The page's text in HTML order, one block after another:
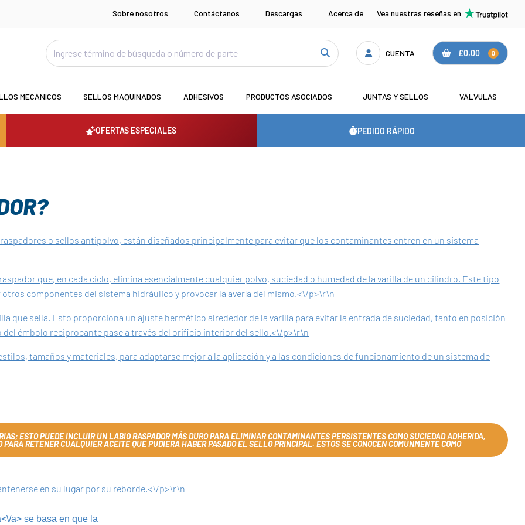
Sobre nosotros Contáctanos Descargas Acerca de Vea nuestras reseñas en
CUENTA £0.00 0
MECÁNICOS SELLOS MAQUINADOS ADHESIVOS PRODUCTOS ASOCIADOS JUNTAS Y SELLOS VÁLVULAS
OFERTAS ESPECIALES PEDIDO RÁPIDO
o sellos antipolvo, están diseñados principalmente para evitar que los contaminantes entren en un sistema
que, en cada ciclo, elimina esencialmente cualquier polvo, suciedad o humedad de la varilla de un cilindro. Este tipo
componentes del sistema hidráulico y provocar la avería del mismo.<\/p>\r\n
que sella. Esto proporciona un ajuste hermético alrededor de la varilla para evitar la entrada de suciedad, tanto en posición
émbolo reciprocante pase a través del orificio interior del sello.<\/p>\r\n
tamaños y materiales, para adaptarse mejor a la aplicación y a las condiciones de funcionamiento de un sistema de
ESTO PUEDE INCLUIR UN LABIO RASPADOR MÁS DURO PARA ELIMINAR CONTAMINANTES PERSISTENTES COMO SUCIEDAD ADHERIDA,
RETENER CUALQUIER ACEITE QUE PUDIERA HABER PASADO EL SELLO PRINCIPAL. ESTOS SE CONOCEN COMÚNMENTE COMO
en su lugar por su reborde.<\/p>\r\n
a> se basa en que la